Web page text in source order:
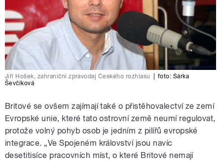
Jiří Hošek, zahraniční zpravodaj Českého rozhlasu foto: Šárka
Ševčíková
Britové se ovšem zajímají také o přistěhovalectví ze zemí
Evropské unie, které tato ostrovní země neumí regulovat,
protože volný pohyb osob je jedním z pilířů evropské
integrace. „Ve Spojeném království jsou navíc
desetitisíce pracovních míst, o které Britové nemají